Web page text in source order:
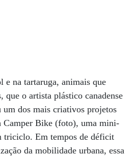
e na tartaruga, animais que
que o artista plástico canadense
dos mais criativos projetos
Camper Bike (foto), uma mini-
triciclo. Em tempos de déficit
da mobilidade urbana, essa